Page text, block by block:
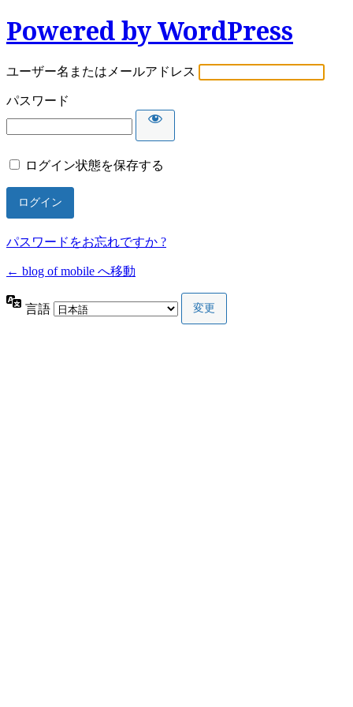
Powered by WordPress
ユーザー名またはメールアドレス
パスワード
ログイン状態を保存する
パスワードをお忘れですか ?
← blog of mobile へ移動
言語